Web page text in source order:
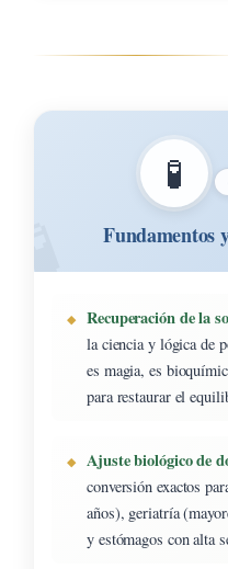
🧪
Fundamentos
Recuperación de la
la ciencia y lógica de
es magia, es
para restaurar el
Ajuste biológico de
conversión exactos
años), geriatría
y estómagos con alta